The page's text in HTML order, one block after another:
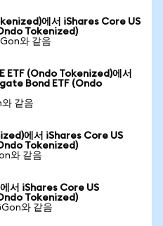
에서 iShares Core US
Tokenized)
와 같음
ETF (Ondo Tokenized)에서
Bond ETF (Ondo
와 같음
에서 iShares Core US
Tokenized)
와 같음
서 iShares Core US
Tokenized)
와 같음